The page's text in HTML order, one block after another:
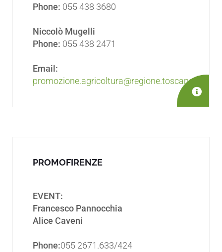
Phone: 055 438 3680
Niccolò Mugelli
Phone: 055 438 2471
Email:
promozione.agricoltura@regione.toscana.it
PROMOFIRENZE
EVENT:
Francesco Pannocchia
Alice Caveni
Phone:055 2671.633/424